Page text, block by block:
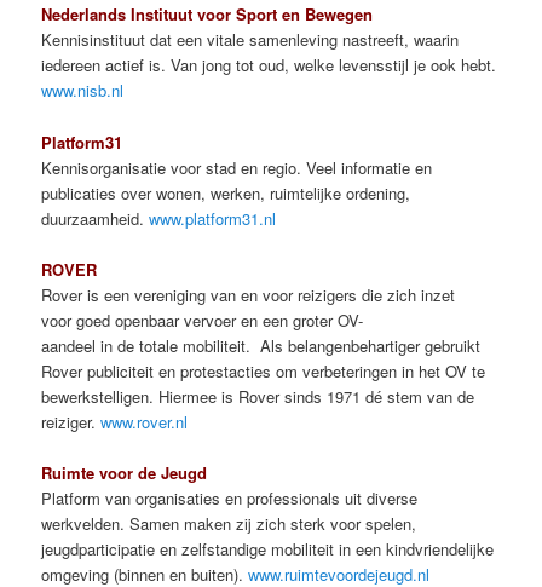
Nederlands Instituut voor Sport en Bewegen
Kennisinstituut dat een vitale samenleving nastreeft, waarin
iedereen actief is. Van jong tot oud, welke levensstijl je ook hebt.
www.nisb.nl
Platform31
Kennisorganisatie voor stad en regio. Veel informatie en
publicaties over wonen, werken, ruimtelijke ordening,
duurzaamheid.www.platform31.nl
ROVER
Rover is een vereniging van en voor reizigers die zich inzet
voor goed openbaar vervoer en een groter OV-
aandeel in de totale mobiliteit. Als belangenbehartiger gebruikt
Rover publiciteit en protestacties om verbeteringen in het OV te
bewerkstelligen. Hiermee is Rover sinds 1971 dé stem van de
reiziger.www.rover.nl
Ruimte voor de Jeugd
Platform van organisaties en professionals uit diverse
werkvelden. Samen maken zij zich sterk voor spelen,
jeugdparticipatie en zelfstandige mobiliteit in een kindvriendelijke
omgeving (binnen en buiten).www.ruimtevoordejeugd.nl